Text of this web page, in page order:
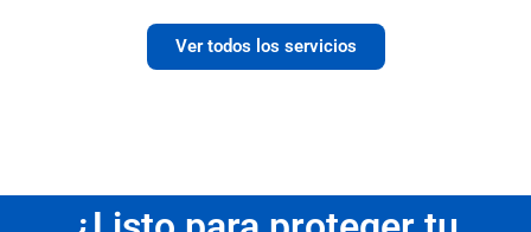
Ver todos los servicios